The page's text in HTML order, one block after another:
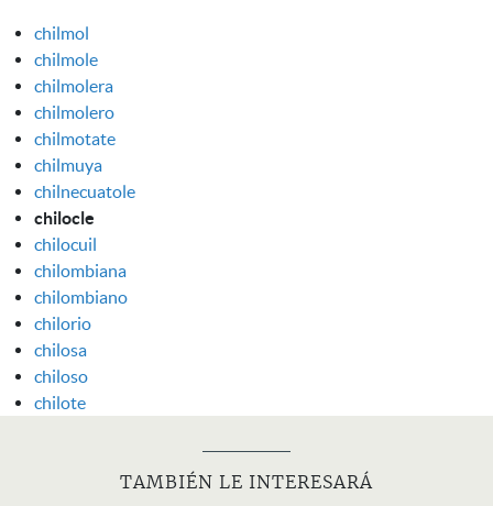
chilmol
chilmole
chilmolera
chilmolero
chilmotate
chilmuya
chilnecuatole
chilocle
chilocuil
chilombiana
chilombiano
chilorio
chilosa
chiloso
chilote
TAMBIÉN LE INTERESARÁ